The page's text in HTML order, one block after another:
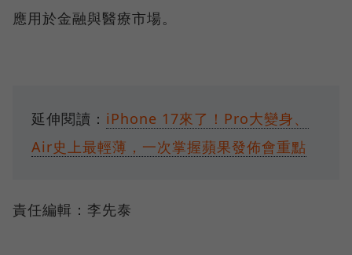
應用於金融與醫療市場。
延伸閱讀： iPhone 17來了！Pro大變身、
Air史上最輕薄，一次掌握蘋果發佈會重點
責任編輯：李先泰